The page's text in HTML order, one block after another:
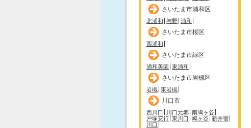
さいたま市浦和区
北浦和 与野 浦和
さいたま市桜区
西浦和
さいたま市緑区
浦和美園 東浦和
さいたま市岩槻区
岩槻 東岩槻
川口市
西川口 川口元郷 南鳩ヶ谷
戸塚安行 東川口 鳩ヶ谷 新井宿
川口